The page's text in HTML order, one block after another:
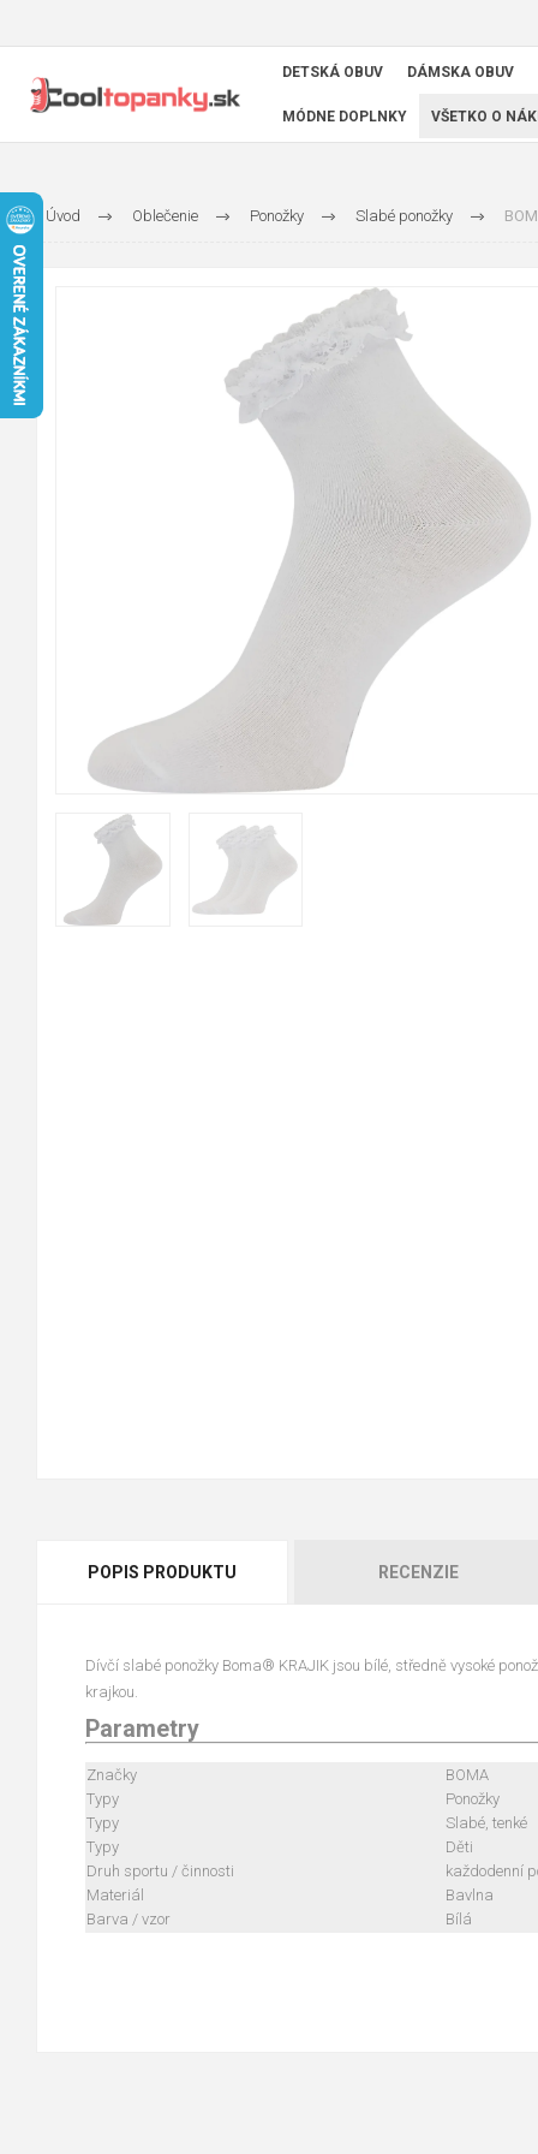
DETSKÁ OBUV DÁMSKA OBUV
MÓDNE DOPLNKY VŠETKO O
Úvod Oblečenie Ponožky Slabé ponožky
POPIS PRODUKTU RECENZIE
Dívčí slabé ponožky Boma® KRAJIK jsou bílé, středně vysoké
krajkou.
Parametry
Značky
BOMA
Typy
Ponožky
Typy
Slabé, tenké
Typy
Děti
Druh sportu / činnosti
každodenní
Materiál
Bavlna
Barva / vzor
Bílá